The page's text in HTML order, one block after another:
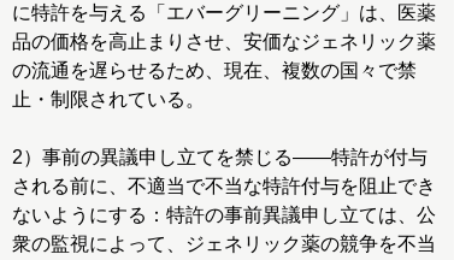
に特許を与える「エバーグリーニング」は、医薬
品の価格を高止まりさせ、安価なジェネリック薬
の流通を遅らせるため、現在、複数の国々で禁
止・制限されている。
2）事前の異議申し立てを禁じる――特許が付与
される前に、不適当で不当な特許付与を阻止でき
ないようにする：特許の事前異議申し立ては、公
衆の監視によって、ジェネリック薬の競争を不当